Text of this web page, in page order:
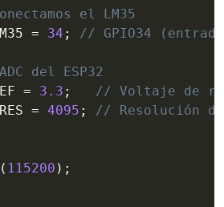
el LM35
= 34 ; // GPIO34 (entrada
del ESP32
= 3.3 ;
// Voltaje de
= 4095 ; // Resolución
( 115200 ) ;